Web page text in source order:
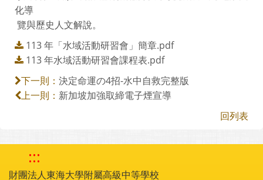
化導
覽與歷史人文解說。
113 年「水域活動研習會」簡章.pdf
113 年水域活動研習會課程表.pdf
下一則： 決定命運の4招-水中自救完整版
上一則： 新加坡加強取締電子煙宣導
回列表
:::
財團法人東海大學附屬高級中等學校